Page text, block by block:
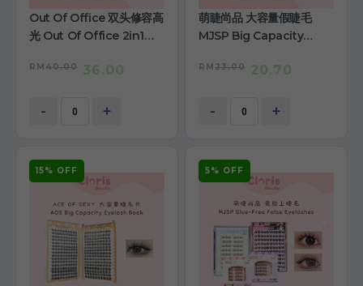
Out Of Office 双头修容高
光 Out Of Office 2in1
RM40.00 36.00
- +
萌睫尚品 大容量假睫毛
MJSP Big Capacity
RM23.00 20.70
- +
15% OFF 5% OFF